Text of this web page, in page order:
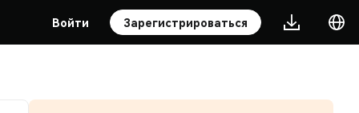
Войти Зарегистрироваться